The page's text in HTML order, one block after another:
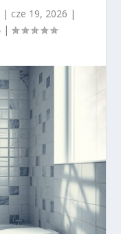
| cze 19, 2026 |
|